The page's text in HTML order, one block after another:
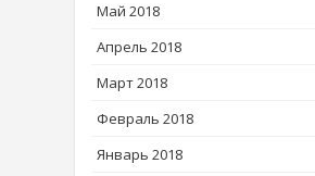
Май 2018
Апрель 2018
Март 2018
Февраль 2018
Январь 2018